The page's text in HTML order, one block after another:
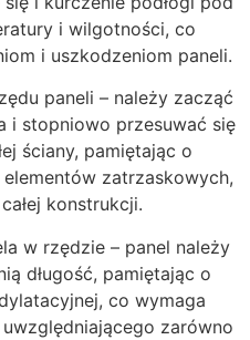
i wilgotności, co
i uszkodzeniom paneli.
paneli – należy zacząć
i stopniowo przesuwać się
ściany, pamiętając o
elementów zatrzaskowych,
konstrukcji.
w rzędzie – panel należy
długość, pamiętając o
co wymaga
zarówno